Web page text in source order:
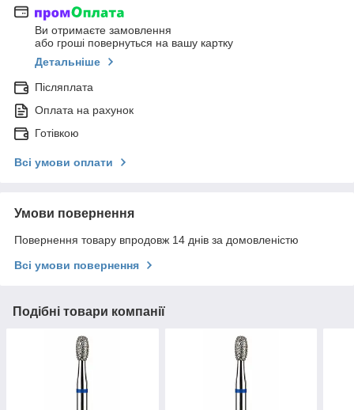
Ви отримаєте замовлення
або гроші повернуться на вашу картку
Детальніше
Післяплата
Оплата на рахунок
Готівкою
Всі умови оплати
Умови повернення
Повернення товару впродовж 14 днів за домовленістю
Всі умови повернення
Подібні товари компанії